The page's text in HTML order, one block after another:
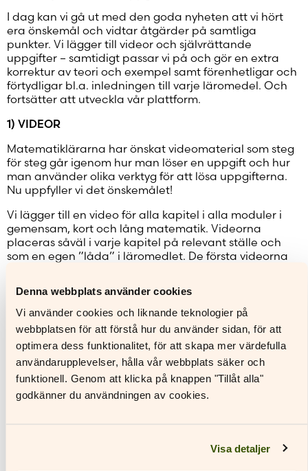
Denna webbplats använder cookies
Vi använder cookies och liknande teknologier på
webbplatsen för att förstå hur du använder sidan, för att
optimera dess funktionalitet, för att skapa mer värdefulla
användarupplevelser, hålla vår webbplats säker och
funktionell. Genom att klicka på knappen "Tillåt alla"
godkänner du användningen av cookies.
Visa detaljer
I dag kan vi gå ut med den goda nyheten att vi hört
era önskemål och vidtar åtgärder på samtliga
punkter. Vi lägger till videor och självrättande
uppgifter – samtidigt passar vi på och gör en extra
korrektur av teori och exempel samt förenhetligar och
förtydligar bl.a. inledningen till varje läromedel. Och
fortsätter att utveckla vår plattform.
1) VIDEOR
Matematiklärarna har önskat videomaterial som steg
för steg går igenom hur man löser en uppgift och hur
man använder olika verktyg för att lösa uppgifterna.
Nu uppfyller vi det önskemålet!
Vi lägger till en video för alla kapitel i alla moduler i
gemensam, kort och lång matematik. Videorna
placeras såväl i varje kapitel på relevant ställe och
som en egen ”låda” i läromedlet. De första videorna
2) ENKLA SJÄLVRÄTTANDE UPPGIFTER
Matematiklärarna har önskat fler självrättande
uppgifter, med fokus på enkla instegsuppgifter särskilt
i läromedlen i gemensam och kort matematik. Också
det önskemålet uppfyller vi!
Vi lägger till enkla självrättande uppgifter i alla kapitel